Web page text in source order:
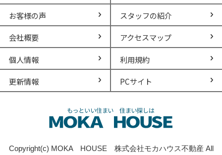
お客様の声 スタッフの紹介
会社概要 アクセスマップ
個人情報 利用規約
更新情報 PCサイト
Copyright(c) MOKA HOUSE 株式会社モカハウス不動産 All